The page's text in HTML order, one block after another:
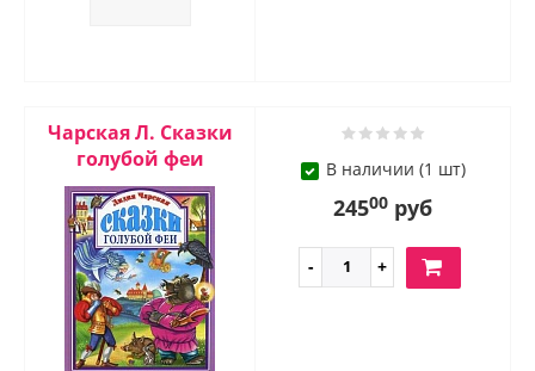
Чарская Л. Сказки
голубой феи
В наличии (1 шт)
24500 руб